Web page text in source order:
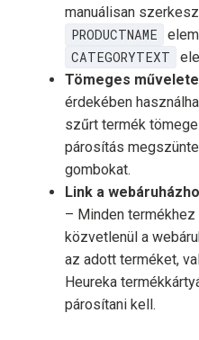
manuálisan
PRODUCTNAME
CATEGORYTEXT
Tömeges
érdekében
szűrt termék
párosítás
gombokat.
Link a
– Minden
közvetlenül a
az adott terméket,
Heureka
párosítani kell.